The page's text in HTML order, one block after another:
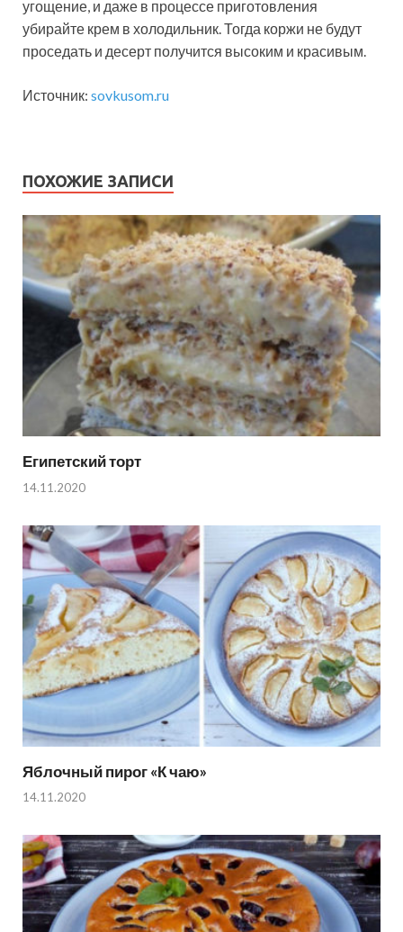
угощение, и даже в процессе приготовления
убирайте крем в холодильник. Тогда коржи не будут
проседать и десерт получится высоким и красивым.
Источник: sovkusom.ru
ПОХОЖИЕ ЗАПИСИ
Египетский торт
14.11.2020
Яблочный пирог «К чаю»
14.11.2020